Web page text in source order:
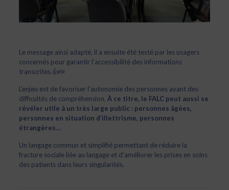
Le message ainsi adapté, il a ensuite été testé par les usagers
concernés pour garantir l’accessibilité des informations
transcrites.👍✏️
L’enjeu est de favoriser l’autonomie des personnes ayant des
difficultés de compréhension. À ce titre, le FALC peut aussi se
révéler utile à un très large public : personnes âgées,
personnes en situation d’illettrisme, personnes
étrangères…
Un langage commun et simplifié permettant de réduire la
fracture sociale liée au langage et d’améliorer les prises en soins
des patients dans leurs singularités.